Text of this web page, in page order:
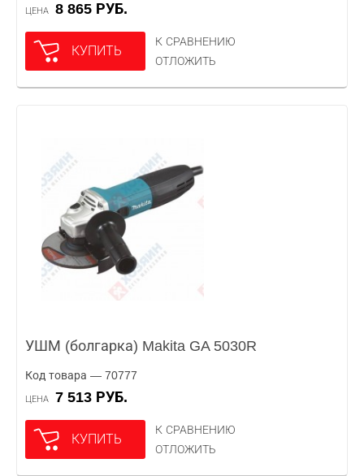
ЦЕНА 8 865 РУБ.
КУПИТЬ
К СРАВНЕНИЮ
ОТЛОЖИТЬ
УШМ (болгарка) Makita GA 5030R
Код товара — 70777
ЦЕНА 7 513 РУБ.
КУПИТЬ
К СРАВНЕНИЮ
ОТЛОЖИТЬ